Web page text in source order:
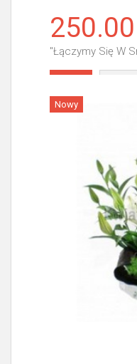
250.00
"Łączymy Się W
Nowy